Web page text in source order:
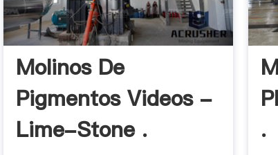
Molinos De
Pigmentos Videos -
Lime-Stone .
.